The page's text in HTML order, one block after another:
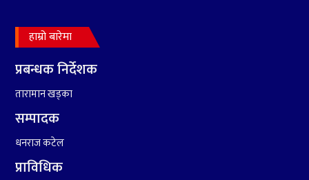
हामी पनि त उडाउछौ ।
हाम्रो बारेमा
प्रबन्धक निर्देशक
तारामान खड्का
सम्पादक
धनराज कटेल
प्राविधिक